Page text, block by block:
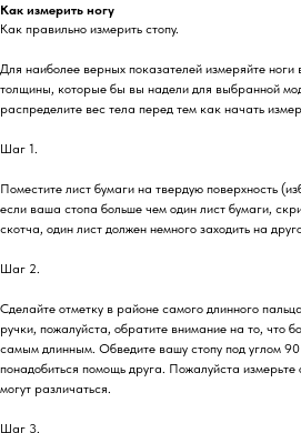
Как измерить ногу
Как правильно измерить стопу.
Для наиболее верных показателей измеряйте ноги
толщины, которые бы вы надели для выбранной
распределите вес тела перед тем как начать
Шаг 1.
Поместите лист бумаги на твердую поверхность
если ваша стопа больше чем один лист бумаги,
скотча, один лист должен немного заходить на
Шаг 2.
Сделайте отметку в районе самого длинного
ручки, пожалуйста, обратите внимание на то, что
самым длинным. Обведите вашу стопу под углом
понадобиться помощь друга. Пожалуйста
могут различаться.
Шаг 3.